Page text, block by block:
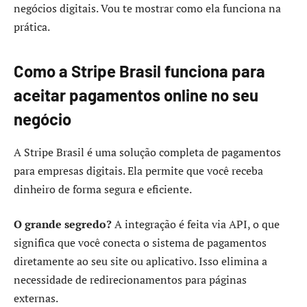
negócios digitais. Vou te mostrar como ela funciona na
prática.
Como a Stripe Brasil funciona para
aceitar pagamentos online no seu
negócio
A Stripe Brasil é uma solução completa de pagamentos
para empresas digitais. Ela permite que você receba
dinheiro de forma segura e eficiente.
O grande segredo?A integração é feita via API, o que
significa que você conecta o sistema de pagamentos
diretamente ao seu site ou aplicativo. Isso elimina a
necessidade de redirecionamentos para páginas
externas.